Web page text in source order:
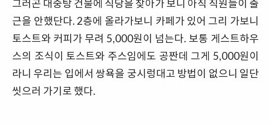
그러곤 대중탕 건물에 식당을 찾아가 보니 아직 직원들이 출
근을 안했단다. 2층에 올라가보니 카페가 있어 그리 가보니
토스트와 커피가 무려 5,000원이 넘는다. 보통 게스트하우
스의 조식이 토스트와 주스임에도 공짠데 그게 5,000원이
라니 우리는 입에서 쌍욕을 궁시렁대고 방법이 없으니 일단
씻으러 가기로 했다.